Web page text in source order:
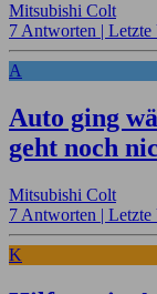
Mitsubishi Colt
7 Antworten | Letzte
A
Auto ging
geht noch
Mitsubishi Colt
7 Antworten | Letzte
K